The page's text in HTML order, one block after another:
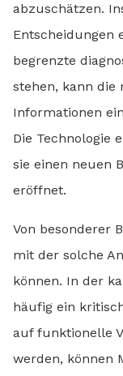
abzuschätzen.
Entscheidungen
begrenzte
stehen, kann die
Informationen
Die Technologie
sie einen neuen
eröffnet.
Von besonderer
mit der solche
können. In der
häufig ein
auf funktionelle
werden, können